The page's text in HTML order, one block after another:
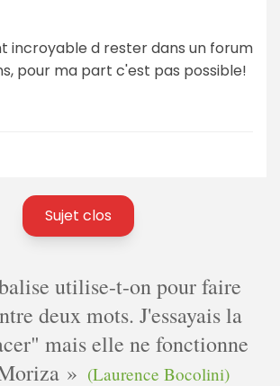
incroyable d rester dans un forum
pour ma part c'est pas possible!
Sujet clos
utilise-t-on pour faire
deux mots. J'essayais la
mais elle ne fonctionne
(Laurence Bocolini)